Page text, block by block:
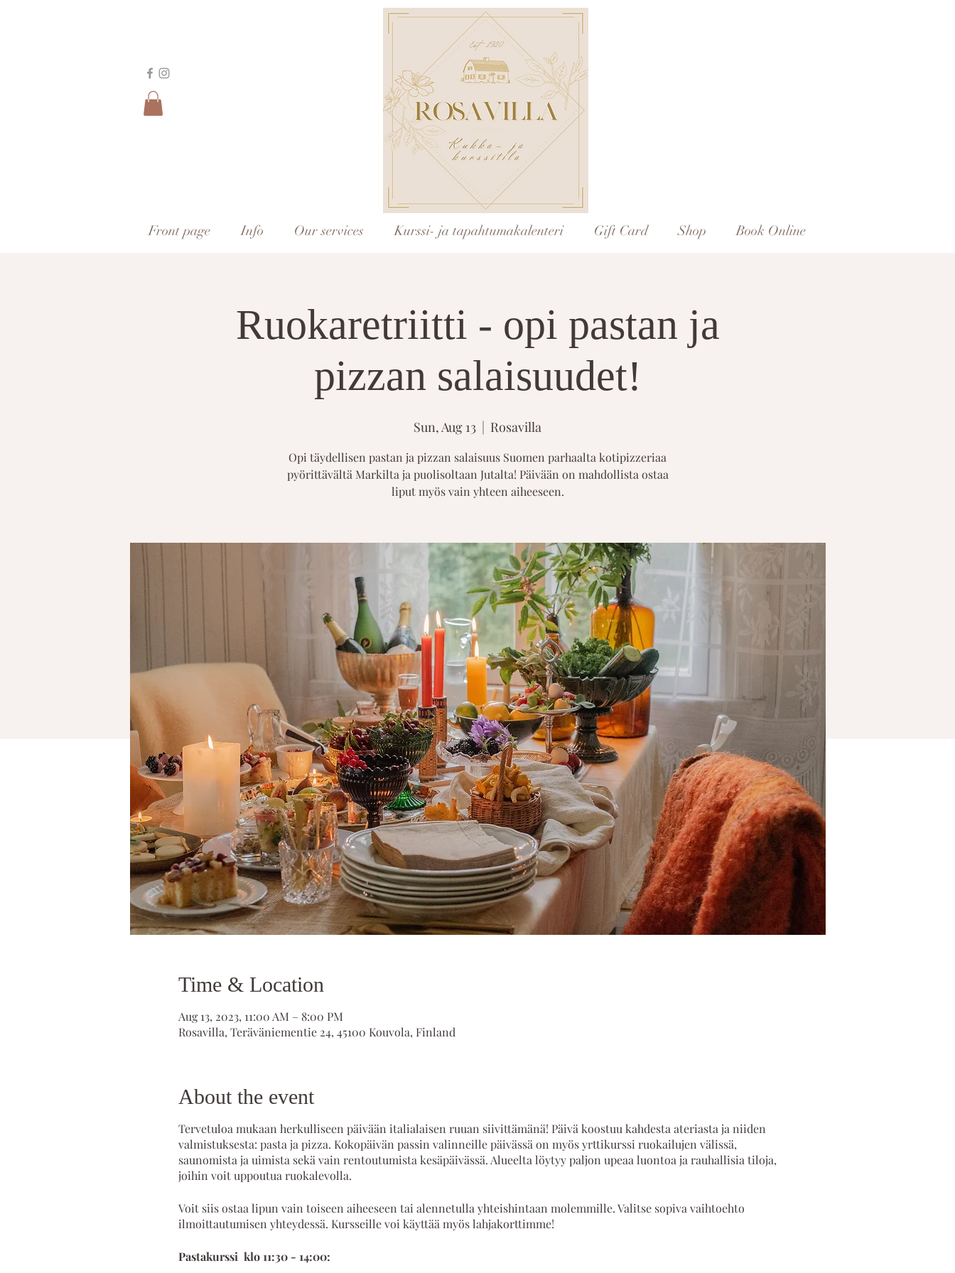
Front page Info Our services Kurssi- ja tapahtumakalenteri Gift Card Shop Book Online
Ruokaretriitti - opi pastan ja
pizzan salaisuudet!
Sun, Aug 13
  |
Rosavilla
Opi täydellisen pastan ja pizzan salaisuus Suomen parhaalta kotipizzeriaa
pyörittävältä Markilta ja puolisoltaan Jutalta! Päivään on mahdollista ostaa
liput myös vain yhteen aiheeseen.
Time & Location
Aug 13, 2023, 11:00 AM – 8:00 PM
Rosavilla, Teräväniementie 24, 45100 Kouvola, Finland
About the event
Tervetuloa mukaan herkulliseen päivään italialaisen ruuan siivittämänä! Päivä koostuu kahdesta ateriasta ja niiden
valmistuksesta: pasta ja pizza. Kokopäivän passin valinneille päivässä on myös yrttikurssi ruokailujen välissä,
saunomista ja uimista sekä vain rentoutumista kesäpäivässä. Alueelta löytyy paljon upeaa luontoa ja rauhallisia tiloja,
joihin voit uppoutua ruokalevolla.
Voit siis ostaa lipun vain toiseen aiheeseen tai alennetulla yhteishintaan molemmille. Valitse sopiva vaihtoehto
ilmoittautumisen yhteydessä. Kursseille voi käyttää myös lahjakorttimme!
Pastakurssi klo 11:30 - 14:00: